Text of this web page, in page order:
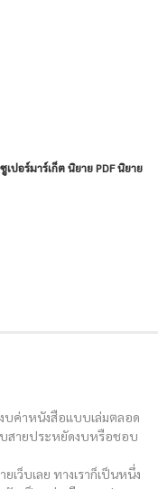
ปอร์มาร์เก็ต นิยาย PDF นิยาย
บค่าหนังสือแบบเล่มตลอด
บสายประหยัดงบหรือชอบ
ว็บเลย ทางเราก็เป็นหนึ่ง